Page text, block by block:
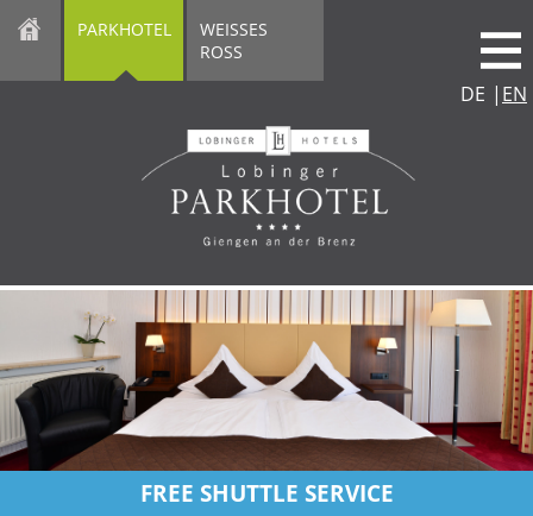
PARKHOTEL
WEISSES
ROSS
DE | EN
FREE SHUTTLE SERVICE